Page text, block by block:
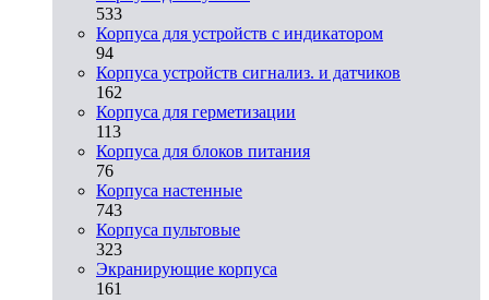
533
Корпуса для устройств с индикатором
94
Корпуса устройств сигнализ. и датчиков
162
Корпуса для герметизации
113
Корпуса для блоков питания
76
Корпуса настенные
743
Корпуса пультовые
323
Экранирующие корпуса
161